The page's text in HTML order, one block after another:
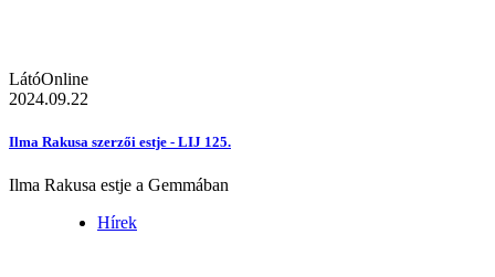
LátóOnline
2024.09.22
Ilma Rakusa szerzői estje - LIJ 125.
Ilma Rakusa estje a Gemmában
Hírek